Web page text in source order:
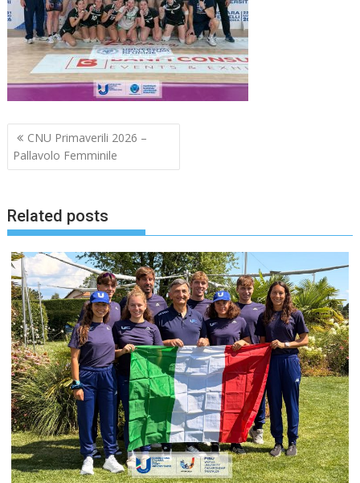
Navigazione
articoli
CNU Primaverili 2026 –
Pallavolo Femminile
Related posts